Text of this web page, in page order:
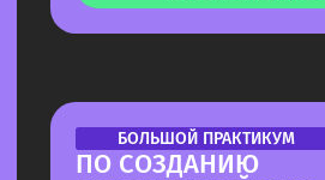
КАК ЗАПУСТИТЬ СТАРТАП
В 2026 БЕЗ КОМАНДЫ
И БЮДЖЕТА, НАНЯВ НА РАБОТУ